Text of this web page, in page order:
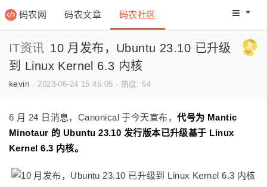
码农网 码农文章 码农社区 码农网
IT资讯 10 月发布，Ubuntu 23.10 已升级
到 Linux Kernel 6.3 内核
kevin ·2023-06-24 15:45:05 · 热度: 54
6 月 24 日消息，Canonical 于今天宣布，代号为 Mantic
Minotaur 的 Ubuntu 23.10 发行版本已升级基于 Linux
Kernel 6.3 内核。